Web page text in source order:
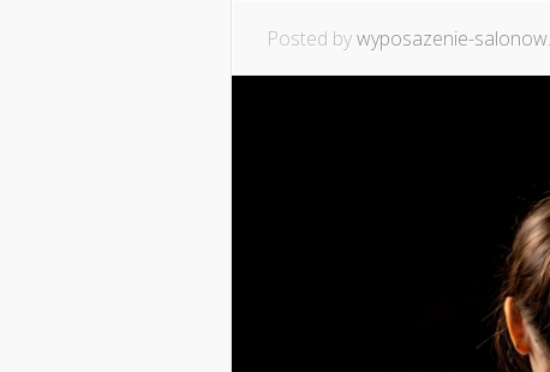
Posted bywyposazenie-